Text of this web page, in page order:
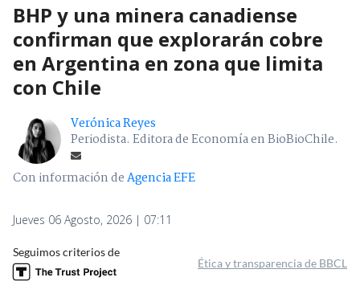
BHP y una minera canadiense
confirman que explorarán cobre
en Argentina en zona que limita
con Chile
Verónica Reyes
Periodista. Editora de Economía en BioBioChile.
Con información deAgencia EFE
Jueves 06 Agosto, 2026 | 07:11
Seguimos criterios de
Ética y transparencia de BBCL